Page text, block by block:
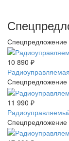
Спецпредложение
10 890 ₽
Спецпредложение
11 990 ₽
Спецпредложение